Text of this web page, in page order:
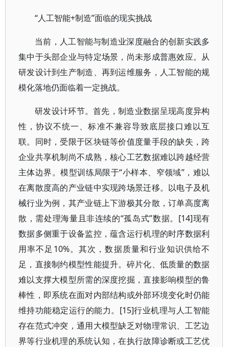
“人工智能+制造”面临的现实挑战
当前，人工智能与制造业深度融合的创新实践多
集中于头部企业与特定场景，尚未形成普惠效应。从
研发设计到生产制造、再到运维服务，人工智能的规
模化落地仍面临着一定挑战。
研发设计环节。首先，制造业数据呈现高度异构
性，协议不统一、标准不兼容导致底层接口难以互
联。同时，受限于区块链等价值度量手段的缺失，跨
企业共享机制尚不成熟，核心工艺数据难以跨越经营
主体边界。模型训练局限于“小样本、窄领域”，难以
在离散度高的产业链中实现跨场景迁移。以电子及机
械行业为例，其产业链上下游极其分散，订单高度离
散，需处理海量且非连续的“孤岛式”数据。[14]现有
数据多侧重于设备监控，蕴含运行机理的时序数据利
用率不足10%。其次，数据质量和行业知识供给不
足，直接制约模型性能提升。碎片化、低质量的数据
难以支撑大模型所需的深度挖掘，直接影响模型的鲁
棒性，即系统在面对内部结构或外部环境变化时仍能
维持功能稳定运行的能力。[15]行业机理与人工智能
存在范式冲突，通用大模型缺乏对物理常识、工艺边
界等行业机理的系统认知，在执行故障诊断或工艺优